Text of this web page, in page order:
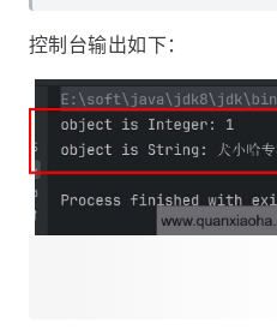
控制台输出如下：